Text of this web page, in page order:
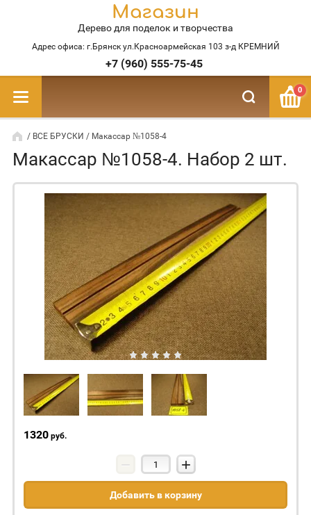
Магазин
Дерево для поделок и творчества
Адрес офиса: г.Брянск ул.Красноармейская 103 з-д КРЕМНИЙ
+7 (960) 555-75-45
0
/ ВСЕ БРУСКИ / Макассар №1058-4
Макассар №1058-4. Набор 2 шт.
1320 руб.
− +
Добавить в корзину